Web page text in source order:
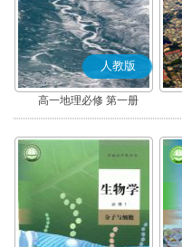
人教版
高一地理必修 第一册